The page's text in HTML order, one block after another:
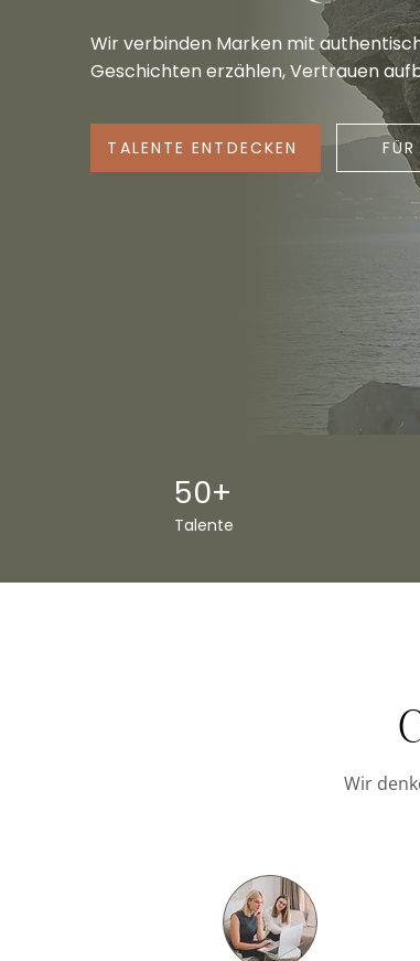
Wir verbinden Marken mit
Geschichten erzählen, Vertrauen
TALENTE ENTDECKEN
50+
Talente
Wir